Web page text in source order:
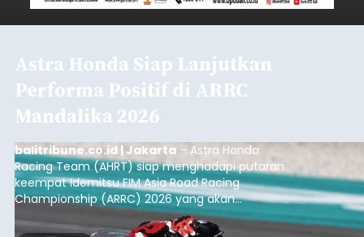
Astra Honda Siap Lanjutkan
Performa Positif di ARRC
Mandalika 2026
balitribune.co.id | Jakarta – Astra Honda
Racing Team (AHRT) siap menghadapi putaran
keempat Idemitsu FIM Asia Road Racing
Championship (ARRC) 2026 yang akan
berlangsung di Pertamina Mandalika
International Circuit, Lombok, Nusa Tenggara